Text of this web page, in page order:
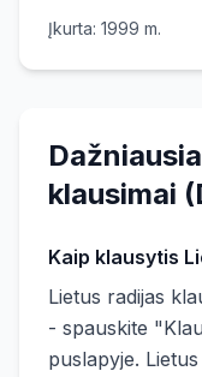
Įkurta: 1999 m.
klausimai
Kaip klausytis
Lietus radijas
- spauskite
puslapyje.